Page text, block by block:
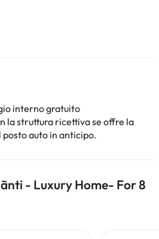
interno gratuito
la struttura ricettiva se offre la
auto in anticipo.
- Luxury Home- For 8